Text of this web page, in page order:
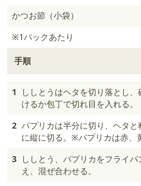
かつお節（小袋）
※1パックあたり
手順
1
ししとうはヘタを切り落とし
けるか包丁で切れ目を入れる。
2 パプリカは半分に切り、ヘタ
に縦に切る。※パプリカは赤、
3 ししとう、パプリカをフライ
え、混ぜ合わせる。